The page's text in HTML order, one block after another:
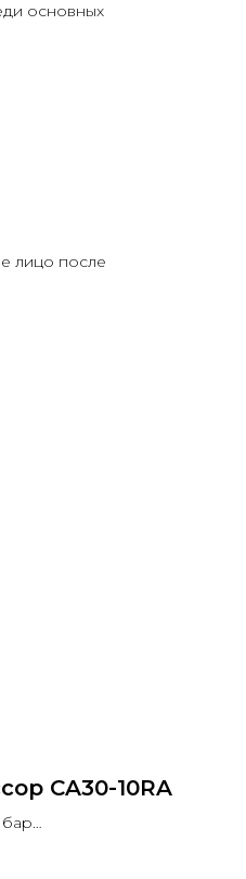
основных
лицо после
CA30-10RA
бар
30 кВт